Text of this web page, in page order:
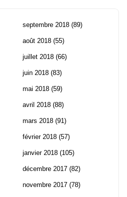
septembre 2018 (89)
août 2018 (55)
juillet 2018 (66)
juin 2018 (83)
mai 2018 (59)
avril 2018 (88)
mars 2018 (91)
février 2018 (57)
janvier 2018 (105)
décembre 2017 (82)
novembre 2017 (78)